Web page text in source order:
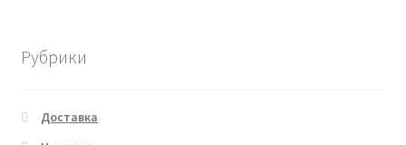
Рубрики
Доставка